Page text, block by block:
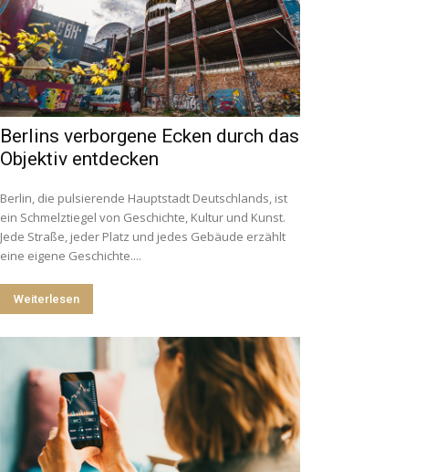
Berlins verborgene Ecken durch das
Objektiv entdecken
Berlin, die pulsierende Hauptstadt Deutschlands, ist
ein Schmelztiegel von Geschichte, Kultur und Kunst.
Jede Straße, jeder Platz und jedes Gebäude erzählt
eine eigene Geschichte....
Weiterlesen